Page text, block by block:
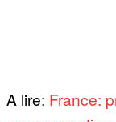
A lire: France: